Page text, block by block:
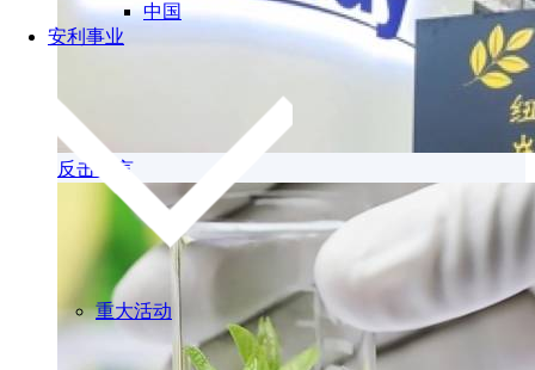
反击谣言
中国
安利事业
重大活动